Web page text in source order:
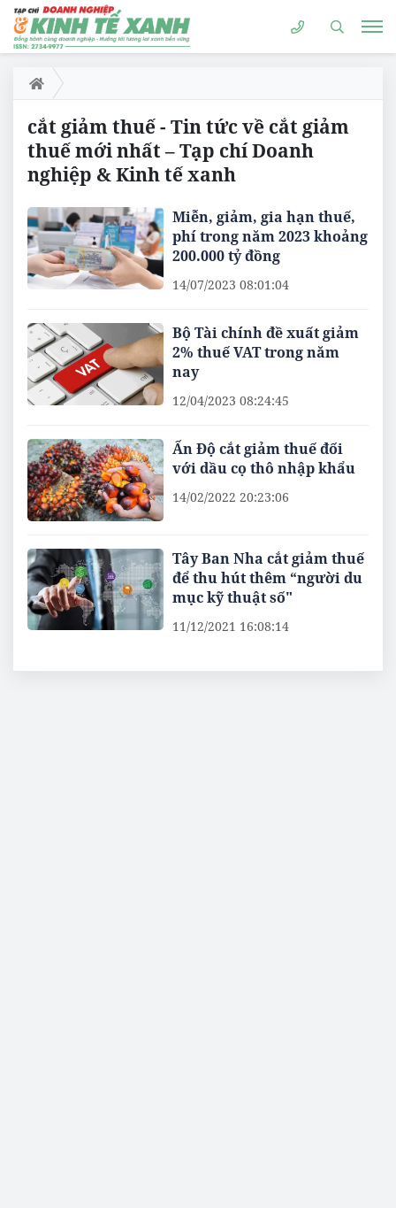
cắt giảm thuế - Tin tức về cắt giảm
thuế mới nhất – Tạp chí Doanh
nghiệp & Kinh tế xanh
Miễn, giảm, gia hạn thuế,
phí trong năm 2023 khoảng
200.000 tỷ đồng
14/07/2023 08:01:04
Bộ Tài chính đề xuất giảm
2% thuế VAT trong năm
nay
12/04/2023 08:24:45
Ấn Độ cắt giảm thuế đối
với dầu cọ thô nhập khẩu
14/02/2022 20:23:06
Tây Ban Nha cắt giảm thuế
để thu hút thêm “người du
mục kỹ thuật số"
11/12/2021 16:08:14